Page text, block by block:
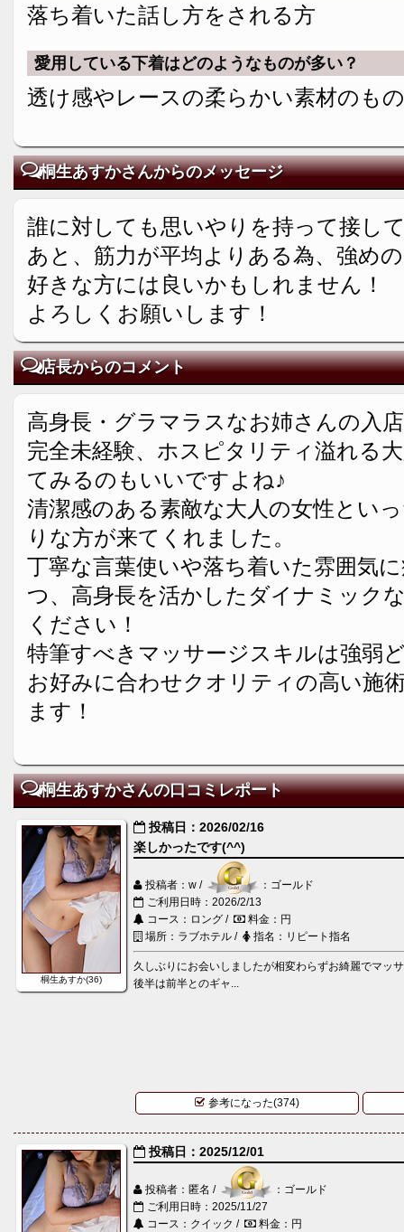
落ち着いた話し方をされる方
愛用している下着はどのようなものが多い？
透け感やレースの柔らかい素材のもの
桐生あすかさんからのメッセージ
誰に対しても思いやりを持って接し
あと、筋力が平均よりある為、強め
好きな方には良いかもしれません！
よろしくお願いします！
店長からのコメント
高身長・グラマラスなお姉さんの入
完全未経験、ホスピタリティ溢れる
てみるのもいいですよね♪
清潔感のある素敵な大人の女性とい
りな方が来てくれました。
丁寧な言葉使いや落ち着いた雰囲気
つ、高身長を活かしたダイナミック
ください！
特筆すべきマッサージスキルは強弱
お好みに合わせクオリティの高い施
ます！
桐生あすかさんの口コミレポート
桐生あすか(36)
投稿日：2026/02/16
楽しかったです(^^)
投稿者：w /
：ゴールド
ご利用日時：2026/2/13
コース：ロング /
料金：円
場所：ラブホテル /
指名：リピート指名
久しぶりにお会いしましたが相変わらずお綺麗でマッ
後半は前半とのギャ...
参考になった(374)
投稿日：2025/12/01
投稿者：匿名 /
：ゴールド
ご利用日時：2025/11/27
コース：クイック /
料金：円